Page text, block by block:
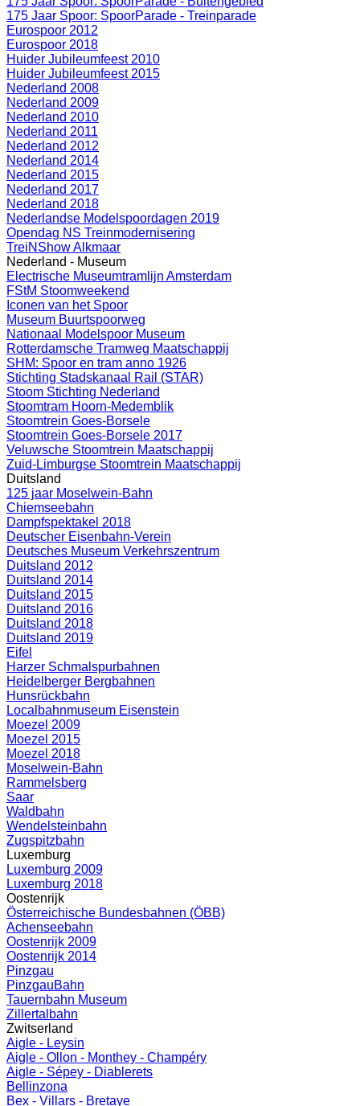
175 Jaar Spoor: SpoorParade - Treinparade
Eurospoor 2012
Eurospoor 2018
Huider Jubileumfeest 2010
Huider Jubileumfeest 2015
Nederland 2008
Nederland 2009
Nederland 2010
Nederland 2011
Nederland 2012
Nederland 2014
Nederland 2015
Nederland 2017
Nederland 2018
Nederlandse Modelspoordagen 2019
Opendag NS Treinmodernisering
TreiNShow Alkmaar
Nederland - Museum
Electrische Museumtramlijn Amsterdam
FStM Stoomweekend
Iconen van het Spoor
Museum Buurtspoorweg
Nationaal Modelspoor Museum
Rotterdamsche Tramweg Maatschappij
SHM: Spoor en tram anno 1926
Stichting Stadskanaal Rail (STAR)
Stoom Stichting Nederland
Stoomtram Hoorn-Medemblik
Stoomtrein Goes-Borsele
Stoomtrein Goes-Borsele 2017
Veluwsche Stoomtrein Maatschappij
Zuid-Limburgse Stoomtrein Maatschappij
Duitsland
125 jaar Moselwein-Bahn
Chiemseebahn
Dampfspektakel 2018
Deutscher Eisenbahn-Verein
Deutsches Museum Verkehrszentrum
Duitsland 2012
Duitsland 2014
Duitsland 2015
Duitsland 2016
Duitsland 2018
Duitsland 2019
Eifel
Harzer Schmalspurbahnen
Heidelberger Bergbahnen
Hunsrückbahn
Localbahnmuseum Eisenstein
Moezel 2009
Moezel 2015
Moezel 2018
Moselwein-Bahn
Rammelsberg
Saar
Waldbahn
Wendelsteinbahn
Zugspitzbahn
Luxemburg
Luxemburg 2009
Luxemburg 2018
Oostenrijk
Österreichische Bundesbahnen (ÖBB)
Achenseebahn
Oostenrijk 2009
Oostenrijk 2014
Pinzgau
PinzgauBahn
Tauernbahn Museum
Zillertalbahn
Zwitserland
Aigle - Leysin
Aigle - Ollon - Monthey - Champéry
Aigle - Sépey - Diablerets
Bellinzona
Bex - Villars - Bretaye